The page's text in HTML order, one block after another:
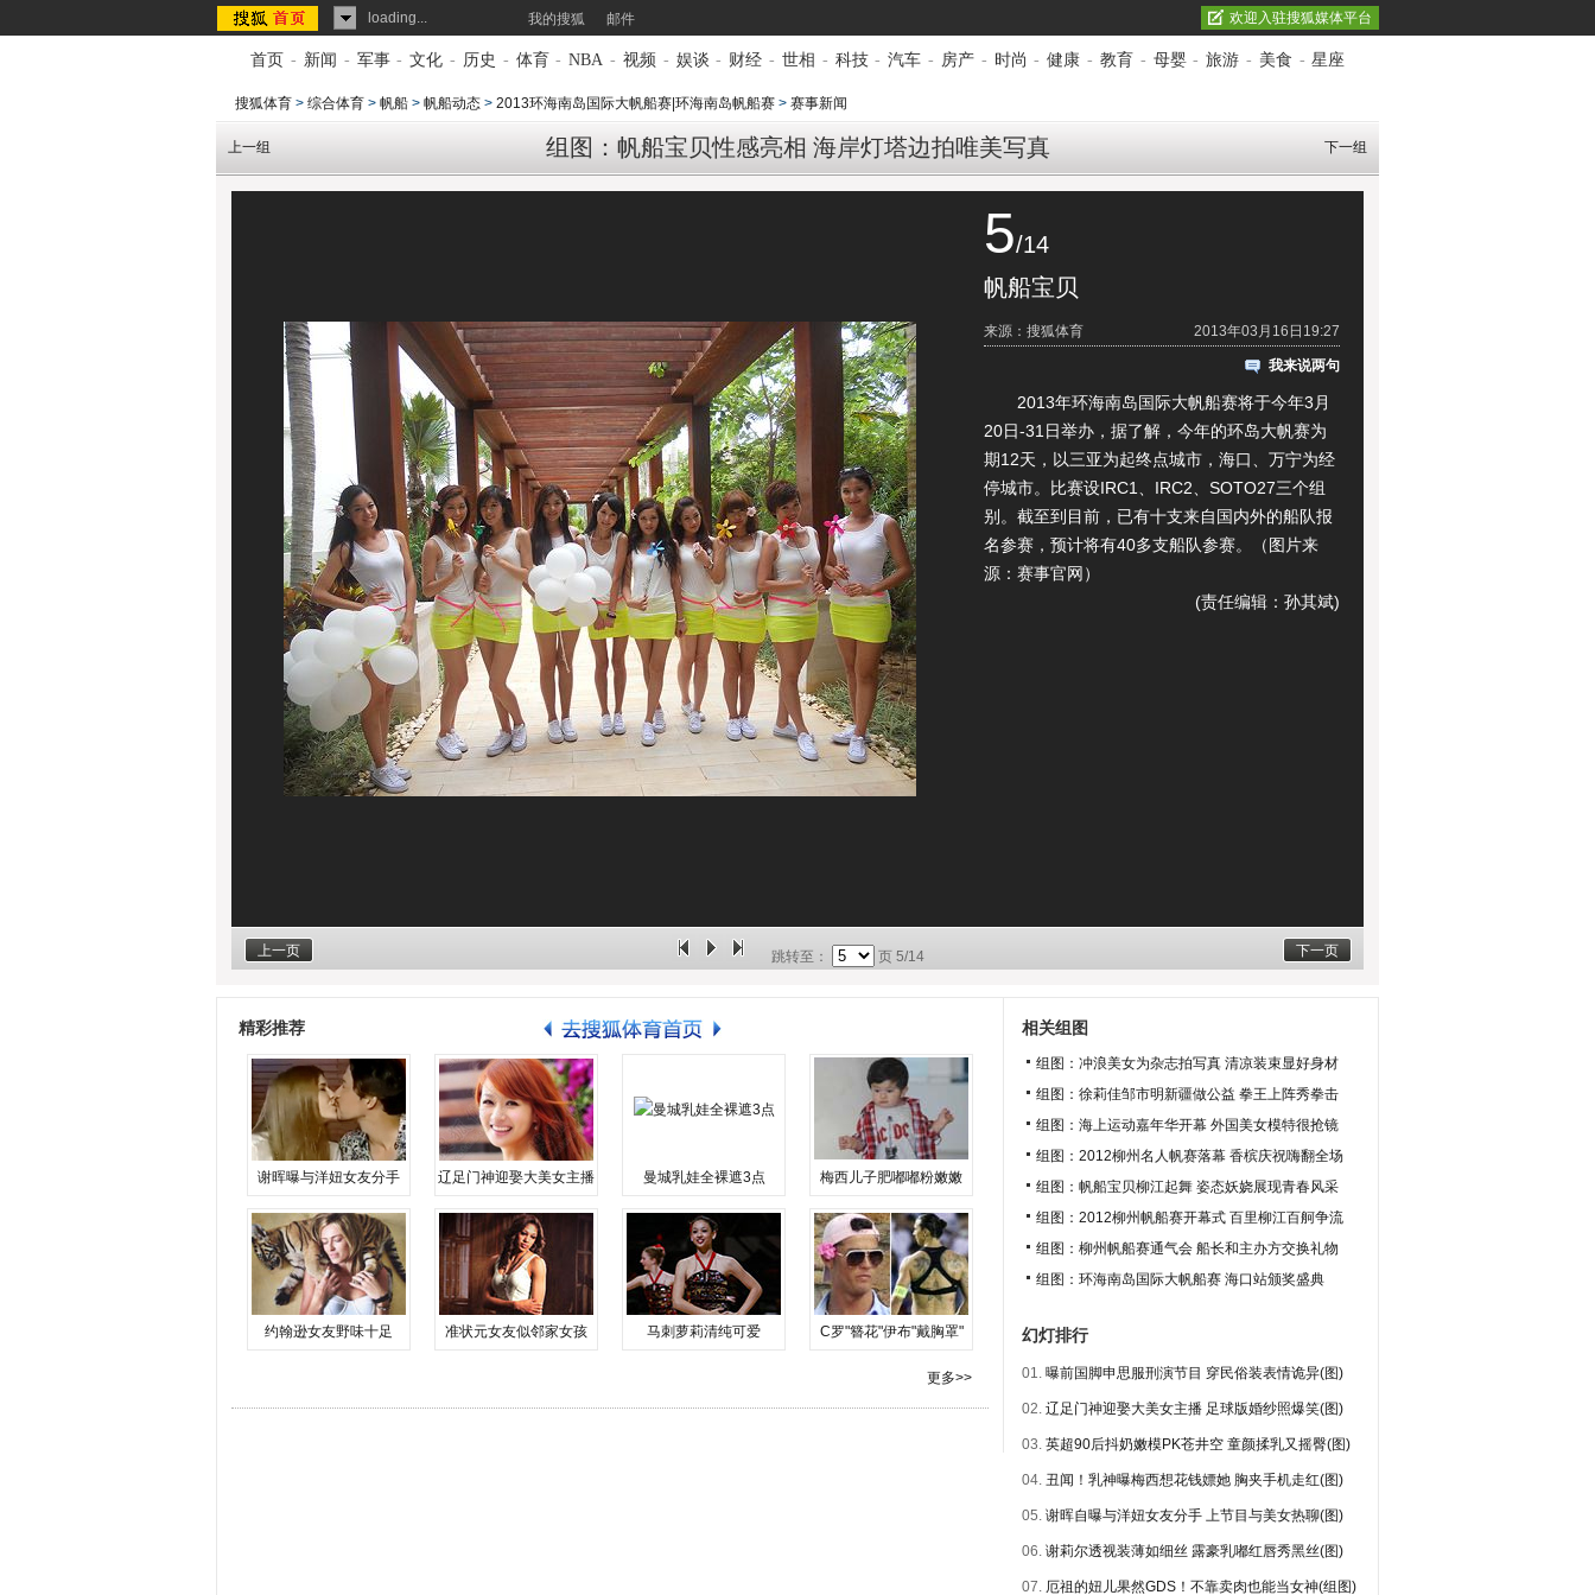
loading... 我的搜狐 邮件 欢迎入驻搜狐媒体平台
首页 - 新闻 - 军事 - 文化 - 历史 - 体育 - NBA - 视频 - 娱谈 - 财经 - 世相 - 科技 - 汽车 - 房产 - 时尚 - 健康 - 教育 - 母婴 - 旅游 - 美食 - 星座
搜狐体育 > 综合体育 > 帆船 > 帆船动态 > 2013环海南岛国际大帆船赛|环海南岛帆船赛 > 赛事新闻
组图：帆船宝贝性感亮相 海岸灯塔边拍唯美写真
上一组 下一组
5/14
帆船宝贝
2013年03月16日19:27
来源：搜狐体育
我来说两句
2013年环海南岛国际大帆船赛将于今年3月
20日-31日举办，据了解，今年的环岛大帆赛为
期12天，以三亚为起终点城市，海口、万宁为经
停城市。比赛设IRC1、IRC2、SOTO27三个组
别。截至到目前，已有十支来自国内外的船队报
名参赛，预计将有40多支船队参赛。（图片来
源：赛事官网）
(责任编辑：孙其斌)
上一页 下一页
跳转至： 页 5/14
精彩推荐
谢晖曝与洋妞女友分手 辽足门神迎娶大美女主播 曼城乳娃全裸遮3点 梅西儿子肥嘟嘟粉嫩嫩
约翰逊女友野味十足 准状元女友似邻家女孩 马刺萝莉清纯可爱 C罗"簪花"伊布"戴胸罩"
更多>>
相关组图
组图：冲浪美女为杂志拍写真 清凉装束显好身材
组图：徐莉佳邹市明新疆做公益 拳王上阵秀拳击
组图：海上运动嘉年华开幕 外国美女模特很抢镜
组图：2012柳州名人帆赛落幕 香槟庆祝嗨翻全场
组图：帆船宝贝柳江起舞 姿态妖娆展现青春风采
组图：2012柳州帆船赛开幕式 百里柳江百舸争流
组图：柳州帆船赛通气会 船长和主办方交换礼物
组图：环海南岛国际大帆船赛 海口站颁奖盛典
幻灯排行
01. 曝前国脚申思服刑演节目 穿民俗装表情诡异(图)
02. 辽足门神迎娶大美女主播 足球版婚纱照爆笑(图)
03. 英超90后抖奶嫩模PK苍井空 童颜揉乳又摇臀(图)
04. 丑闻！乳神曝梅西想花钱嫖她 胸夹手机走红(图)
05. 谢晖自曝与洋妞女友分手 上节目与美女热聊(图)
06. 谢莉尔透视装薄如细丝 露豪乳嘟红唇秀黑丝(图)
07. 厄祖的妞儿果然GDS！不靠卖肉也能当女神(组图)